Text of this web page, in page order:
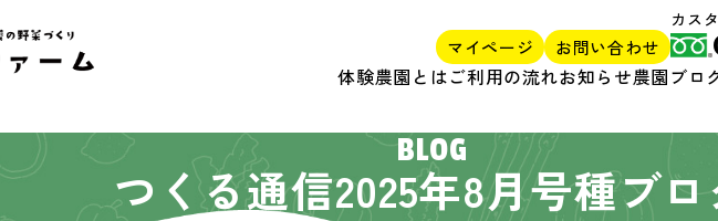
マイページ お問い合わせ
カス
体験農園とはご利用の流れお知らせ農園ブロ
BLOG
つくる通信2025年8月号種ブ